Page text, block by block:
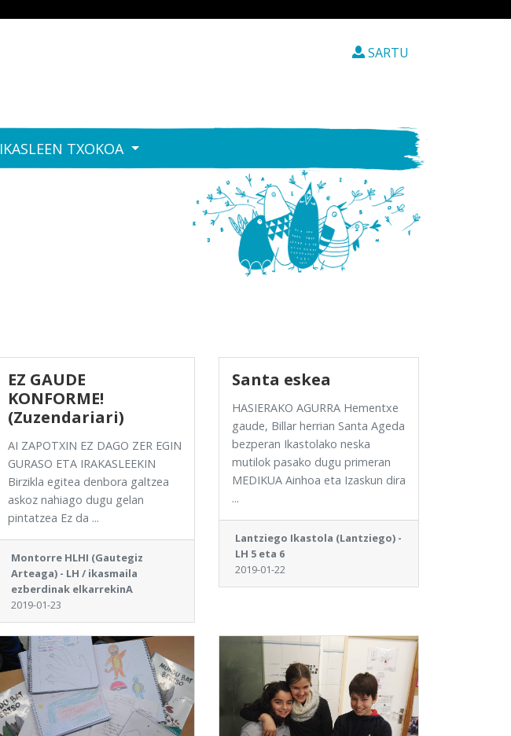
SARTU
IKASLEEN TXOKOA
EZ GAUDE
KONFORME!
(Zuzendariari)
AI ZAPOTXIN EZ DAGO ZER EGIN
GURASO ETA IRAKASLEEKIN
Birzikla egitea denbora galtzea
askoz nahiago dugu gelan
pintatzea Ez da ...
Montorre HLHI (Gautegiz
Arteaga) - LH / ikasmaila
ezberdinak elkarrekinA
2019-01-23
Santa eskea
HASIERAKO AGURRA Hementxe
gaude, Billar herrian Santa Ageda
bezperan Ikastolako neska
mutilok pasako dugu primeran
MEDIKUA Ainhoa eta Izaskun dira
...
Lantziego Ikastola (Lantziego) -
LH 5 eta 6
2019-01-22